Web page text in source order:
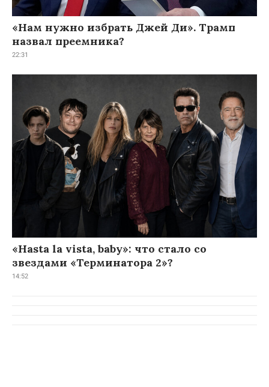
«Нам нужно избрать Джей Ди». Трамп
назвал преемника?
22:31
«Hasta la vista, baby»: что стало со
звездами «Терминатора 2»?
14:52